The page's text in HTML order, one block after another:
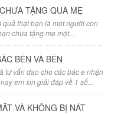
TẶNG QUÀ MẸ
thật bạn là một người con
chưa tặng mẹ một...
BÉN VÀ BỀN
tư vấn dao cho các bác e nhận
em xin giải đáp về 1 số...
VÀ KHÔNG BỊ NÁT